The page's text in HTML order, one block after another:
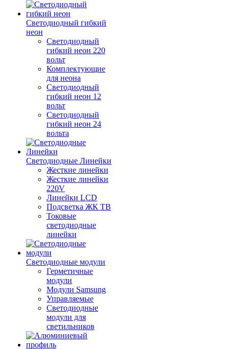
Светодиодный гибкий
неон
Светодиодный
гибкий неон 220
вольт
Комплектующие
для неона
Светодиодный
гибкий неон 12
вольт
Светодиодный
гибкий неон 24
вольта
Светодиодные Линейки
Жесткие линейки
Жесткие линейки
220V
Линейки LCD
Подсветка ЖК ТВ
Токовые
светодиодные
линейки
Светодиодные модули
Герметичные
модули
Модули Samsung
Управляемые
Светодиодные
модули для
светильников